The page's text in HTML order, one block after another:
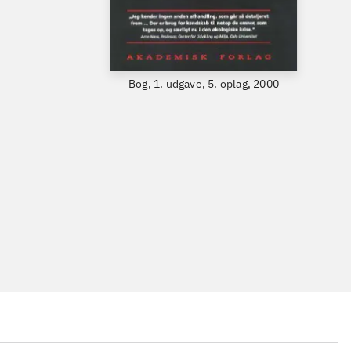
Bog, 1. udgave, 5. oplag, 2000